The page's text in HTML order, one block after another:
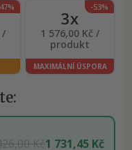
/
-53%
3x
1 576,00 Kč /
produkt
MAXIMÁLNÍ ÚSPORA
Kč1 731,45 Kč